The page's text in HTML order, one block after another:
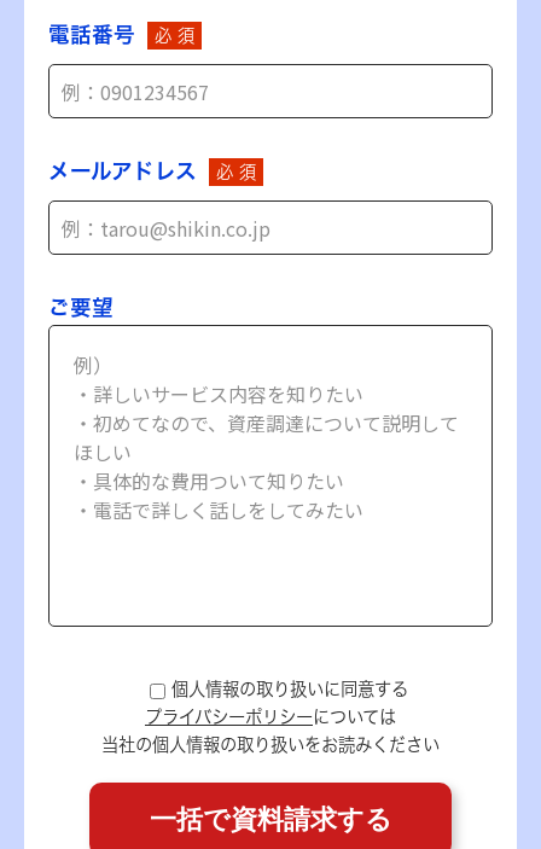
電話番号 必 須
メールアドレス 必 須
ご要望
個人情報の取り扱いに同意する
プライバシーポリシーについては
当社の個人情報の取り扱いをお読みください